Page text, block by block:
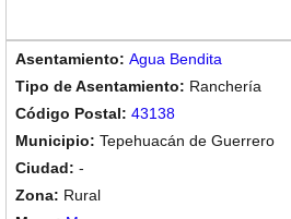
Agua Bendita
Ranchería
43138
Tepehuacán de Guerrero
-
Rural